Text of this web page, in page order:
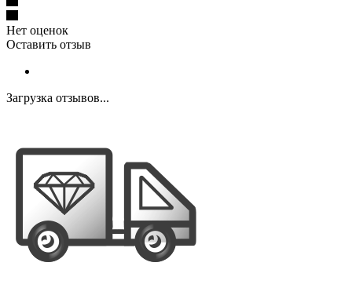
Нет оценок
Оставить отзыв
Загрузка отзывов...